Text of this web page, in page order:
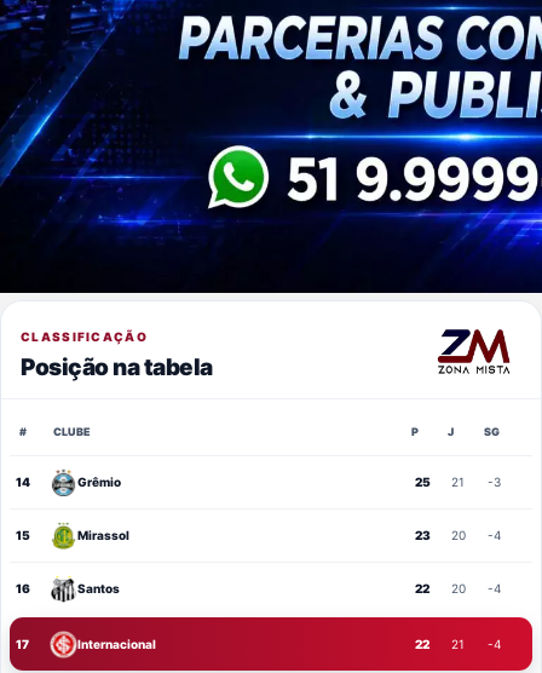
CLASSIFICAÇÃO
Posição na tabela
# CLUBE P J SG
14 Grêmio 25 21 -3
15 Mirassol 23 20 -4
16 Santos 22 20 -4
17 Internacional 22 21 -4